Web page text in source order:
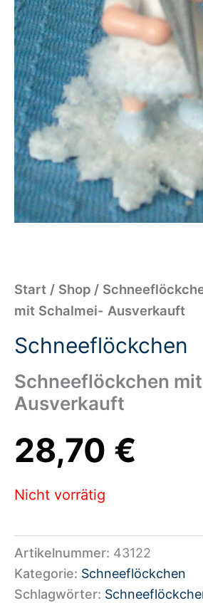
Start / Shop /
mit Schalmei- Ausverkauft
Schneeflöckchen
Schneeflöckchen
Ausverkauft
28,70 €
Nicht vorrätig
Artikelnummer: 43122
Kategorie: Schneeflöckchen
Schlagwörter: